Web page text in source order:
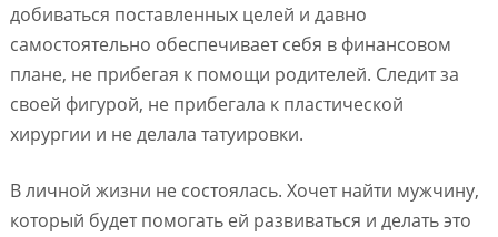
добиваться поставленных целей и давно
самостоятельно обеспечивает себя в финансовом
плане, не прибегая к помощи родителей. Следит за
своей фигурой, не прибегала к пластической
хирургии и не делала татуировки.
В личной жизни не состоялась. Хочет найти мужчину,
который будет помогать ей развиваться и делать это